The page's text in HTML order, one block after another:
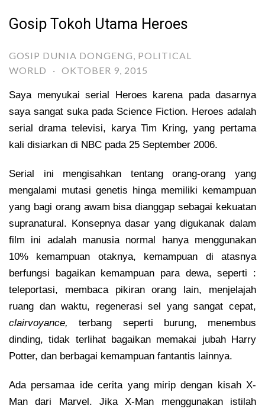
Gosip Tokoh Utama Heroes
GOSIP DUNIA DONGENG, POLITICAL
WORLD
· OKTOBER 9, 2015
Saya menyukai serial Heroes karena pada dasarnya
saya sangat suka pada Science Fiction. Heroes adalah
serial drama televisi, karya Tim Kring, yang pertama
kali disiarkan di NBC pada 25 September 2006.
Serial ini mengisahkan tentang orang-orang yang
mengalami mutasi genetis hinga memiliki kemampuan
yang bagi orang awam bisa dianggap sebagai kekuatan
supranatural. Konsepnya dasar yang digukanak dalam
film ini adalah manusia normal hanya menggunakan
10% kemampuan otaknya, kemampuan di atasnya
berfungsi bagaikan kemampuan para dewa, seperti :
teleportasi, membaca pikiran orang lain, menjelajah
ruang dan waktu, regenerasi sel yang sangat cepat,
clairvoyance,
terbang seperti burung, menembus
dinding, tidak terlihat bagaikan memakai jubah Harry
Potter, dan berbagai kemampuan fantantis lainnya.
Ada persamaa ide cerita yang mirip dengan kisah X-
Man dari Marvel. Jika X-Man menggunakan istilah